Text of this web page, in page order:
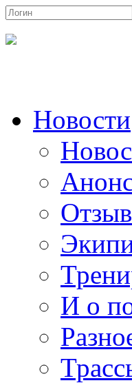
Новости
И о